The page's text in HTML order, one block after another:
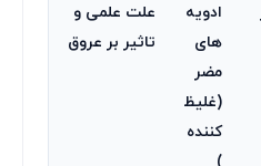
ادویه‌
های
مضر
(غلیظ‌
کننده
)
علت علمی و
تاثیر بر عروق